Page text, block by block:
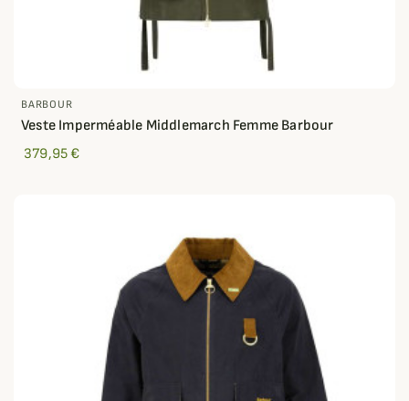
BARBOUR
Veste Imperméable Middlemarch Femme Barbour
379,95 €